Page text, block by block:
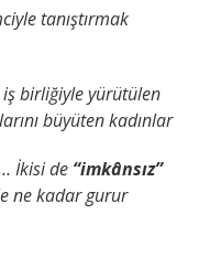
tanıştırmak
iş birliğiyle yürütülen
büyüten kadınlar
İkisi de “imkânsız”
ne kadar gurur